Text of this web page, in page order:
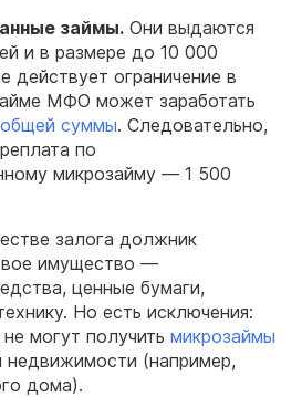
займы. Они выдаются
и в размере до 10 000
действует ограничение в
МФО может заработать
суммы. Следовательно,
по
микрозайму — 1 500
залога должник
имущество —
ценные бумаги,
Но есть исключения:
могут получить микрозаймы
(например,
дома).